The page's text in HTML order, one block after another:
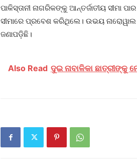
ପାକିସ୍ତାନୀ ନାଗରିକଙ୍କୁ ଆନ୍ତର୍ଜାତୀୟ
ସୀମାରେ ପ୍ରବେଶ କରିଥିଲେ। ଉଭୟ
ଜଣାପଡ଼ିଛି।
Also Read ଦୁଇ ନାବାଳିକା ଛାତ୍ରୀଙ୍କୁ